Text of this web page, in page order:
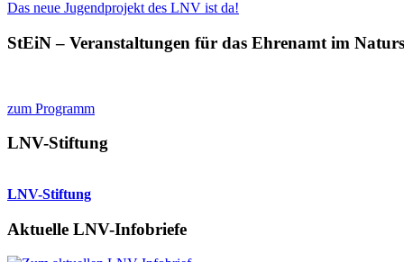
Das neue Jugendprojekt des LNV ist da!
StEiN – Veranstaltungen für das Ehrenamt im
zum Programm
LNV-Stiftung
LNV-Stiftung
Aktuelle LNV-Infobriefe